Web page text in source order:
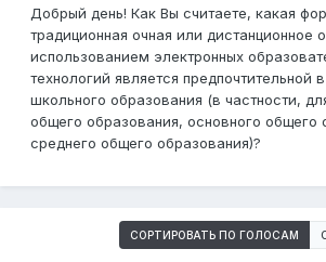
Добрый день! Как Вы считаете, какая
традиционная очная или дистанционное
использованием электронных
технологий является предпочтительной
школьного образования (в частности,
общего образования, основного общего
среднего общего образования)?
СОРТИРОВАТЬ ПО ГОЛОСАМ